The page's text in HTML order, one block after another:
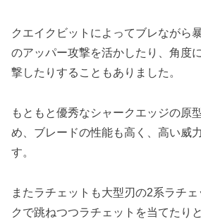
クエイクビットによってブレながら
のアッパー攻撃を活かしたり、角度
撃したりすることもありました。
もともと優秀なシャークエッジの原
め、ブレードの性能も高く、高い威
す。
またラチェットも大型刃の2系ラチ
クで跳ねつつラチェットを当てたり